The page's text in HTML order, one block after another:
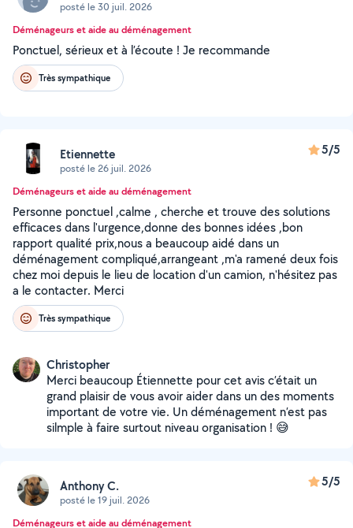
posté le 30 juil. 2026
Déménageurs et aide au déménagement
Ponctuel, sérieux et à l’écoute ! Je recommande
Très sympathique
Etiennette
posté le 26 juil. 2026
5/5
Déménageurs et aide au déménagement
Personne ponctuel ,calme , cherche et trouve des solutions
efficaces dans l'urgence,donne des bonnes idées ,bon
rapport qualité prix,nous a beaucoup aidé dans un
déménagement compliqué,arrangeant ,m'a ramené deux fois
chez moi depuis le lieu de location d'un camion, n'hésitez pas
a le contacter. Merci
Très sympathique
Christopher
Merci beaucoup Étiennette pour cet avis c’était un
grand plaisir de vous avoir aider dans un des moments
important de votre vie. Un déménagement n’est pas
silmple à faire surtout niveau organisation ! 😅
Anthony C.
posté le 19 juil. 2026
5/5
Déménageurs et aide au déménagement